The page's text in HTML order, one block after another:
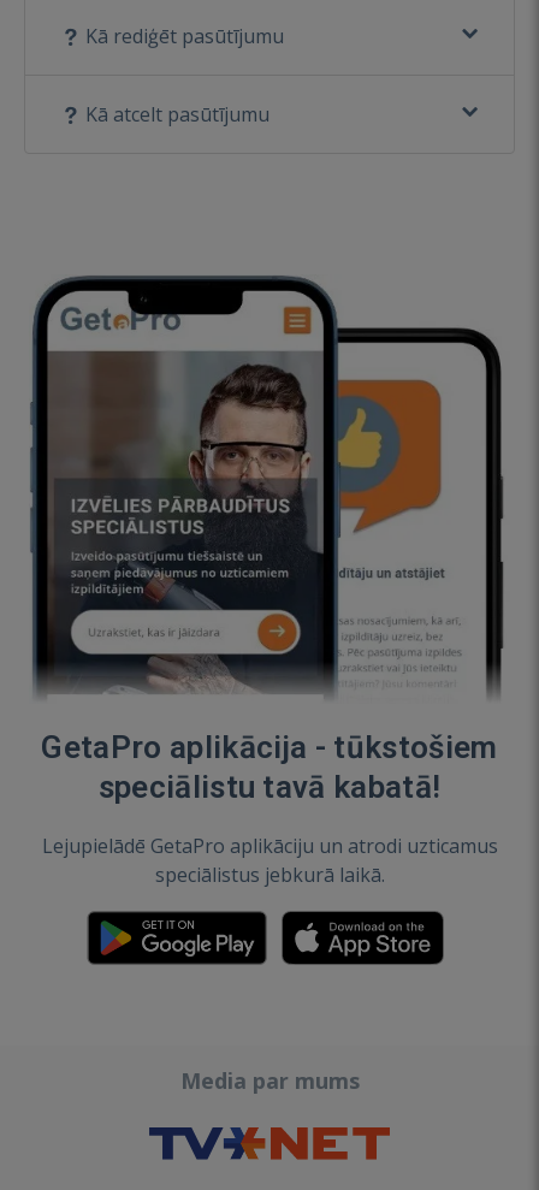
Kā rediģēt pasūtījumu
Kā atcelt pasūtījumu
GetaPro aplikācija - tūkstošiem
speciālistu tavā kabatā!
Lejupielādē GetaPro aplikāciju un atrodi uzticamus
speciālistus jebkurā laikā.
Media par mums